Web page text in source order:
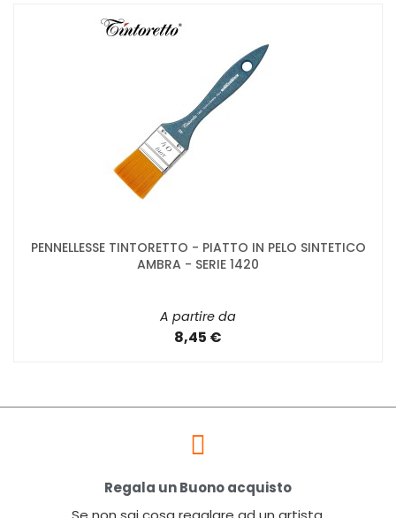
PENNELLESSE TINTORETTO - PIATTO IN PELO SINTETICO
AMBRA - SERIE 1420
A partire da
8,45 €
Regala un Buono acquisto